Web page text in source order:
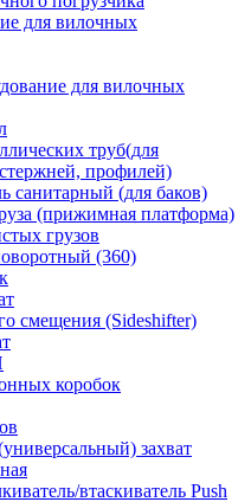
для вилочных
для вилочных
труб(для
профилей)
санитарный (для баков)
(прижимная платформа)
грузов
(360)
смещения (Sideshifter)
коробок
захват
втаскиватель Push